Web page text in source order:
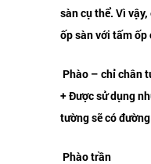
sàn cụ thể. Vì
ốp sàn với tấm ốp
Phào – chỉ chân
+ Được sử dụng
tường sẽ có
Phào trần